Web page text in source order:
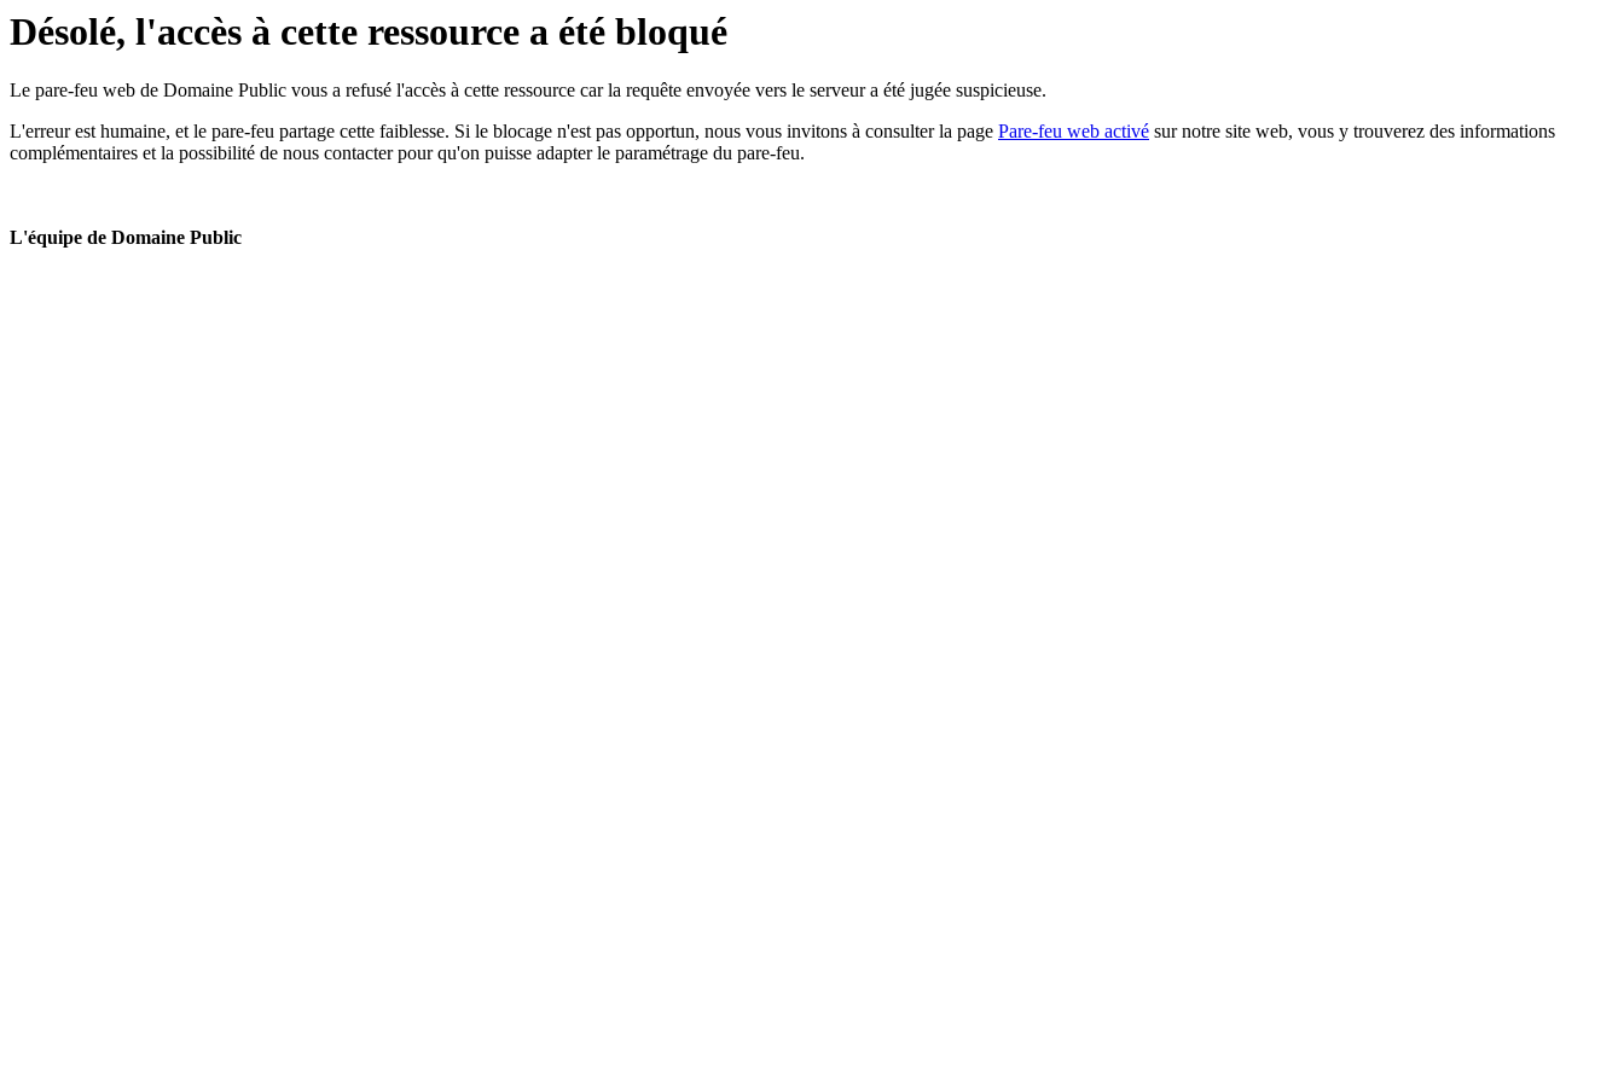
Désolé, l'accès à cette ressource a été bloqué
Le pare-feu web de Domaine Public vous a refusé l'accès à cette ressource car la requête envoyée vers le serveur a été jugée suspicieuse.
L'erreur est humaine, et le pare-feu partage cette faiblesse. Si le blocage n'est pas opportun, nous vous invitons à consulter la page Pare-feu web activé sur notre site web, vous y trouverez des informations
complémentaires et la possibilité de nous contacter pour qu'on puisse adapter le paramétrage du pare-feu.
L'équipe de Domaine Public